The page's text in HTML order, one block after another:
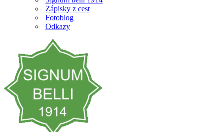
Zápisky z cest
Fotoblog
Odkazy